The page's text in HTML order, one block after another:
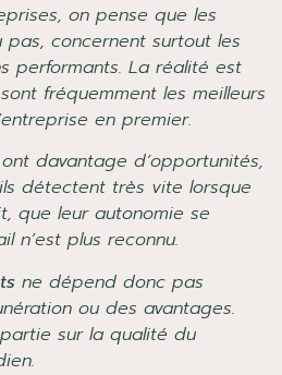
on pense que les
concernent surtout les
performants. La réalité est
fréquemment les meilleurs
en premier.
ont davantage d’opportunités,
détectent très vite lorsque
que leur autonomie se
n’est plus reconnu.
ne dépend donc pas
ou des avantages.
sur la qualité du